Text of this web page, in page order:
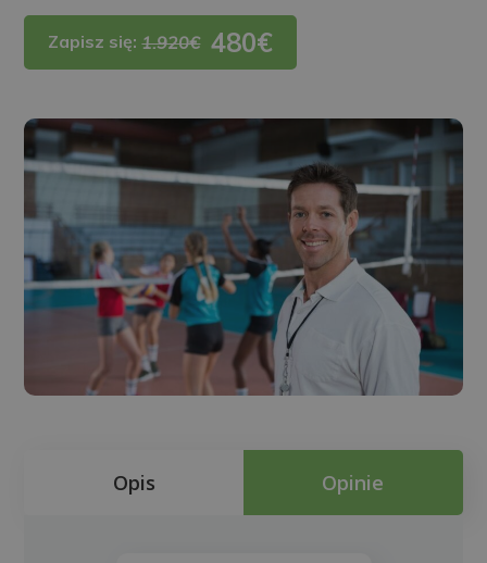
Zapisz się:1.920€ 480€
Opis Opinie